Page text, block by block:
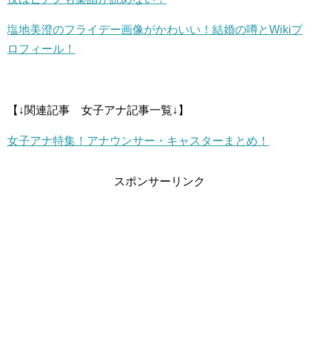
塩地美澄のフライデー画像がかわいい！結婚の噂とWikiプ
ロフィール！
【↓関連記事 女子アナ記事一覧↓】
女子アナ特集！アナウンサー・キャスターまとめ！
スポンサーリンク